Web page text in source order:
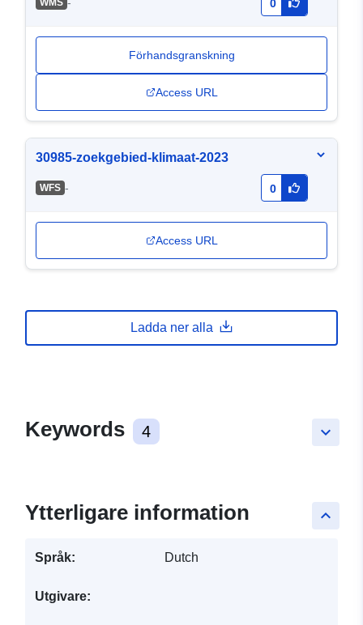
WMS - 0
Förhandsgranskning
Access URL
30985-zoekgebied-klimaat-2023
WFS - 0
Access URL
Ladda ner alla
keyboard_arrow_down
Keywords 4
keyboard_arrow_up
Ytterligare information
Språk: Dutch
Utgivare: